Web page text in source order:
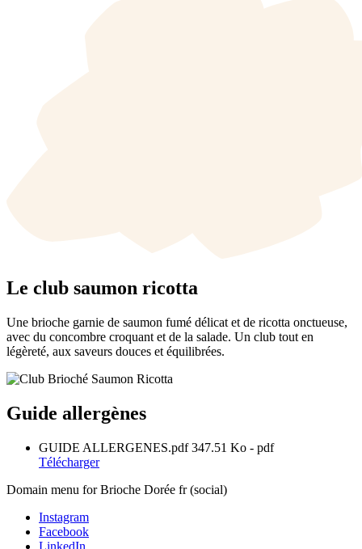
Le club saumon ricotta
Une brioche garnie de saumon fumé délicat et de ricotta onctueuse,
avec du concombre croquant et de la salade. Un club tout en
légèreté, aux saveurs douces et équilibrées.
Guide allergènes
GUIDE ALLERGENES.pdf 347.51 Ko - pdf
Télécharger
Domain menu for Brioche Dorée fr (social)
Instagram
Facebook